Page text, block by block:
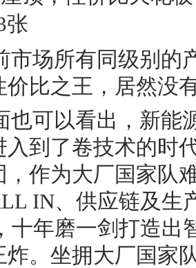
市场所有同级别的
价比之王，居然没
也可以看出，新能
入到了卷技术的时
，作为大厂国家队
IN、供应链及生
十年磨一剑打造出
炸。坐拥大厂国家